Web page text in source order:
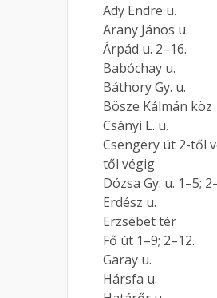
Ady Endre u.
Arany János u.
Árpád u. 2–16.
Babóchay u.
Báthory Gy. u.
Bösze Kálmán köz
Csányi L. u.
Csengery út 2-től
től végig
Dózsa Gy. u. 1–5;
Erdész u.
Erzsébet tér
Fő út 1–9; 2–12.
Garay u.
Hársfa u.